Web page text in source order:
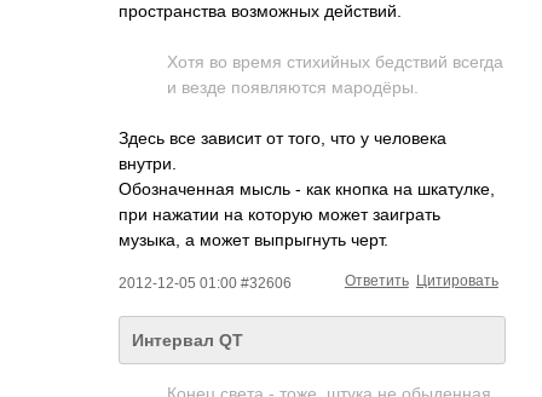
пространства возможных действий.
Хотя во время стихийных бедствий всегда
и везде появляются мародёры.
Здесь все зависит от того, что у человека
внутри.
Обозначенная мысль - как кнопка на шкатулке,
при нажатии на которую может заиграть
музыка, а может выпрыгнуть черт.
2012-12-05 01:00 #32606 Цитировать
Ответить
Интервал QT